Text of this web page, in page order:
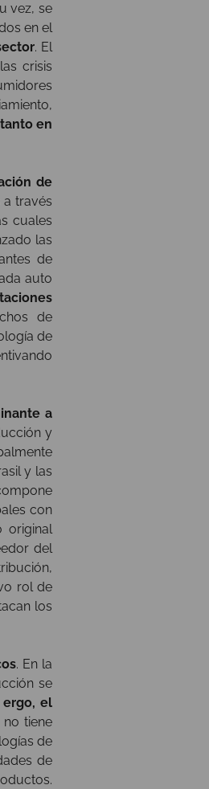
vez, se
en el
. El
crisis
en
de
a través
cuales
las
de
auto
de
de
a
y
y las
con
original
del
rol de
los
. En la
se
ergo, el
tiene
de
de